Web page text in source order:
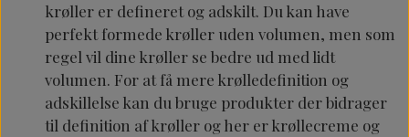
krøller er defineret og adskilt. Du kan have
perfekt formede krøller uden volumen, men som
regel vil dine krøller se bedre ud med lidt
volumen. For at få mere krølledefinition og
adskillelse kan du bruge produkter der bidrager
til definition af krøller og her er krøllecreme og